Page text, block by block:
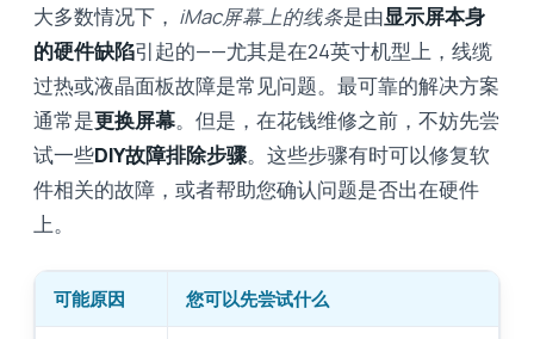
大多数情况下， iMac屏幕上的线条是由显示屏本身
的硬件缺陷引起的——尤其是在24英寸机型上，线缆
过热或液晶面板故障是常见问题。最可靠的解决方案
通常是更换屏幕。但是，在花钱维修之前，不妨先尝
试一些DIY故障排除步骤。这些步骤有时可以修复软
件相关的故障，或者帮助您确认问题是否出在硬件
上。
可能原因 您可以先尝试什么